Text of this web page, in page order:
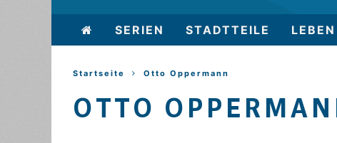
SERIEN STADTTEILE LEBEN
Startseite Otto Oppermann
OTTO